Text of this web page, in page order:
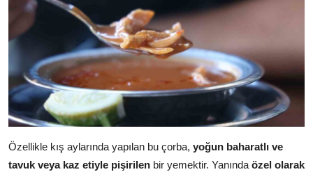
Özellikle kış aylarında yapılan bu çorba, yoğun baharatlı ve
tavuk veya kaz etiyle pişirilen bir yemektir. Yanında özel olarak